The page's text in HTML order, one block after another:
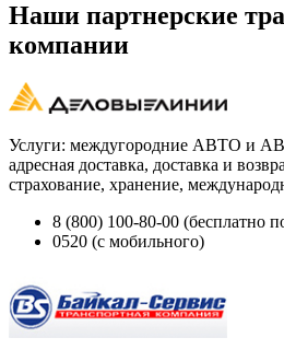
Наши партнерские
компании
Услуги: междугородние АВТО и
адресная доставка, доставка и
страхование, хранение,
8 (800) 100-80-00 (бесплатно
0520 (с мобильного)